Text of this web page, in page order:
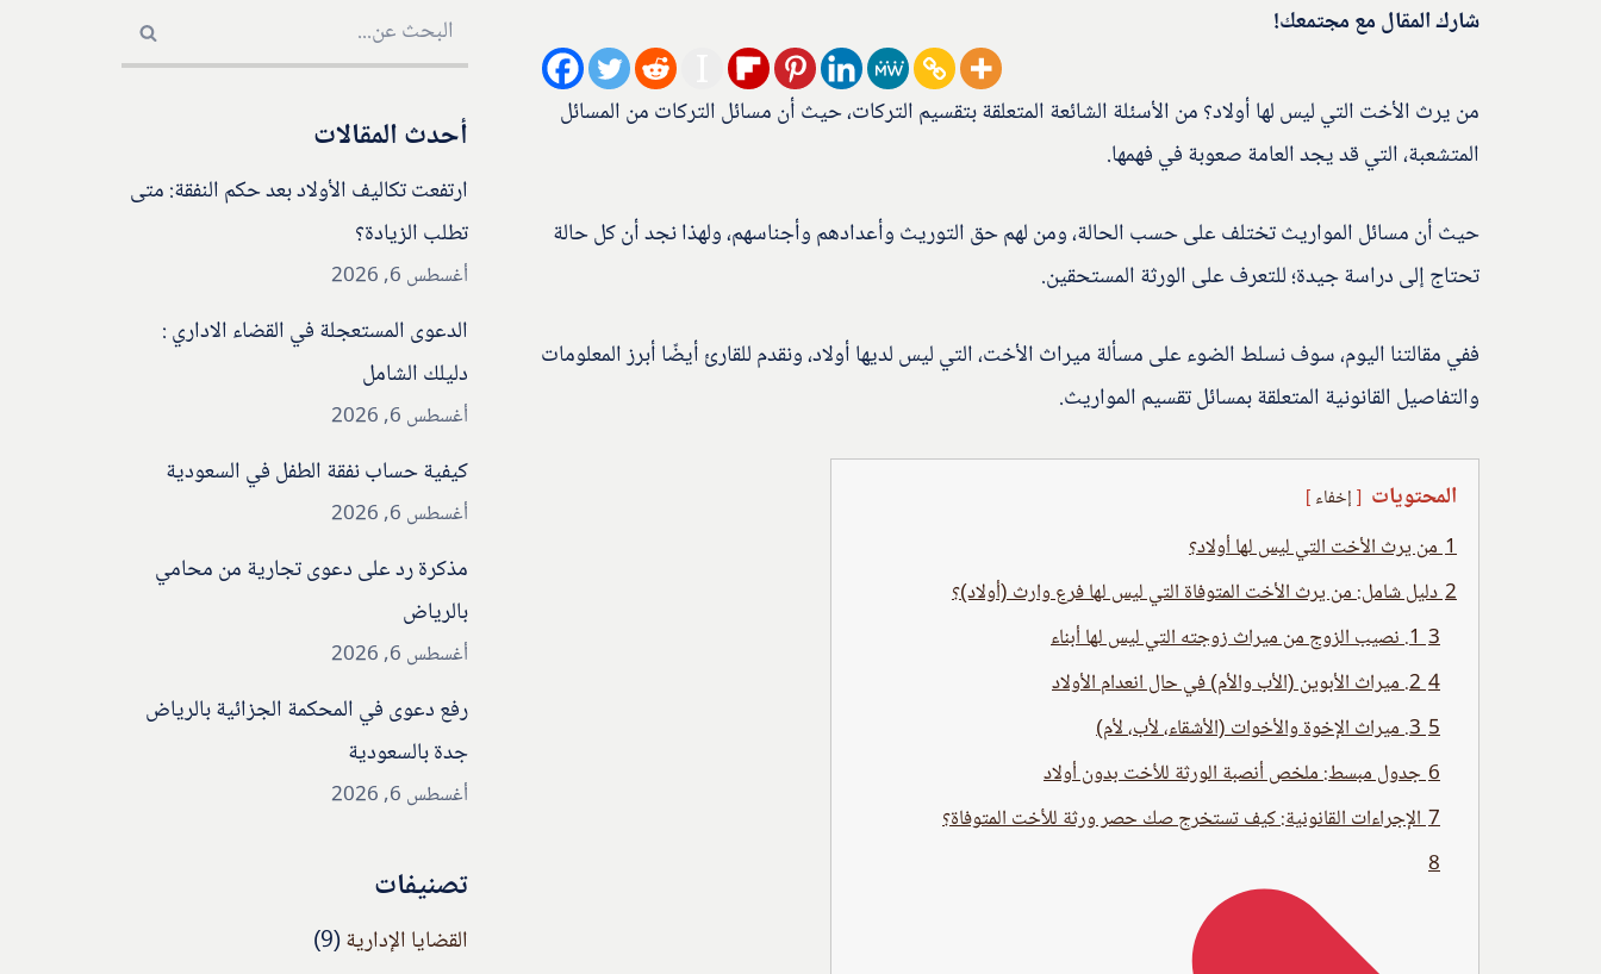
شارك المقال مع مجتمعك!
من يرث الأخت التي ليس لها أولاد؟ من الأسئلة الشائعة المتعلقة بتقسيم التركات، حيث أن مسائل التركات من المسائل
المتشعبة، التي قد يجد العامة صعوبة في فهمها.
حيث أن مسائل المواريث تختلف على حسب الحالة، ومن لهم حق التوريث وأعدادهم وأجناسهم، ولهذا نجد أن كل حالة
تحتاج إلى دراسة جيدة؛ للتعرف على الورثة المستحقين.
ففي مقالتنا اليوم، سوف نسلط الضوء على مسألة ميراث الأخت، التي ليس لديها أولاد، ونقدم للقارئ أيضًا أبرز المعلومات
والتفاصيل القانونية المتعلقة بمسائل تقسيم المواريث.
المحتويات إخفاء
1 من يرث الأخت التي ليس لها أولاد؟
2 دليل شامل: من يرث الأخت المتوفاة التي ليس لها فرع وارث (أولاد)؟
3 1. نصيب الزوج من ميراث زوجته التي ليس لها أبناء
4 2. ميراث الأبوين (الأب والأم) في حال انعدام الأولاد
5 3. ميراث الإخوة والأخوات (الأشقاء، لأب، لأم)
6 جدول مبسط: ملخص أنصبة الورثة للأخت بدون أولاد
7 الإجراءات القانونية: كيف تستخرج صك حصر ورثة للأخت المتوفاة؟
8
أحدث المقالات
ارتفعت تكاليف الأولاد بعد حكم النفقة: متى
تطلب الزيادة؟
أغسطس 6, 2026
الدعوى المستعجلة في القضاء الاداري :
دليلك الشامل
أغسطس 6, 2026
كيفية حساب نفقة الطفل في السعودية
أغسطس 6, 2026
مذكرة رد على دعوى تجارية من محامي
بالرياض
أغسطس 6, 2026
رفع دعوى في المحكمة الجزائية بالرياض
جدة بالسعودية
أغسطس 6, 2026
تصنيفات
القضايا الإدارية(9)